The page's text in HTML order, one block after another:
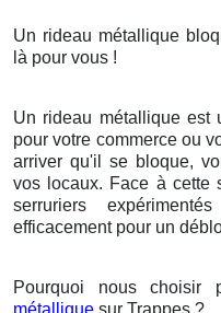
Un rideau métallique
là pour vous !
Un rideau métallique est
pour votre commerce ou
arriver qu'il se bloque,
vos locaux. Face à cette
serruriers
efficacement pour un
Pourquoi nous choisir